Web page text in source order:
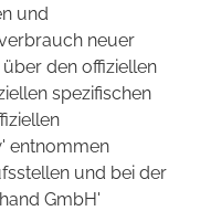
und
neuer
den offiziellen
spezifischen
entnommen
und bei der
GmbH'